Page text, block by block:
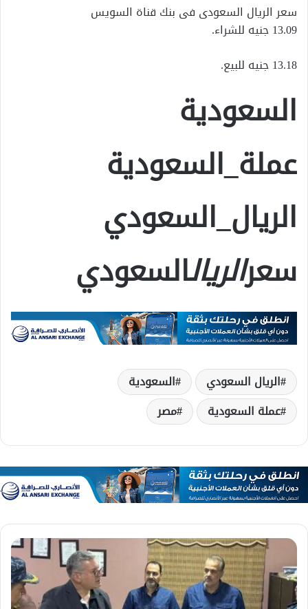
سعر الريال السعودى فى بنك قناة السويس
13.09 جنيه للشراء.
13.18 جنيه للبيع.
السعودية
عملة_السعودية
الريال_السعودي
سعرالريالالسعودي
الريال السعودي
السعودية
عملة السعودية
مصر